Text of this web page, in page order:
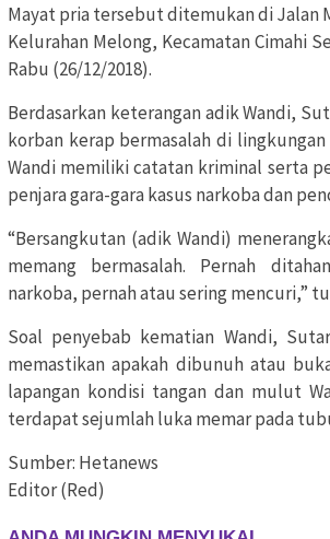
Mayat pria tersebut ditemukan di Jalan
Kelurahan Melong, Kecamatan Cimahi
Rabu (26/12/2018).
Berdasarkan keterangan adik Wandi,
korban kerap bermasalah di
Wandi memiliki catatan kriminal serta
penjara gara-gara kasus narkoba dan
“Bersangkutan (adik Wandi)
memang bermasalah. Pernah
narkoba, pernah atau sering mencuri,”
Soal penyebab kematian Wandi,
memastikan apakah dibunuh atau
lapangan kondisi tangan dan mulut
terdapat sejumlah luka memar pada
Sumber: Hetanews
Editor (Red)